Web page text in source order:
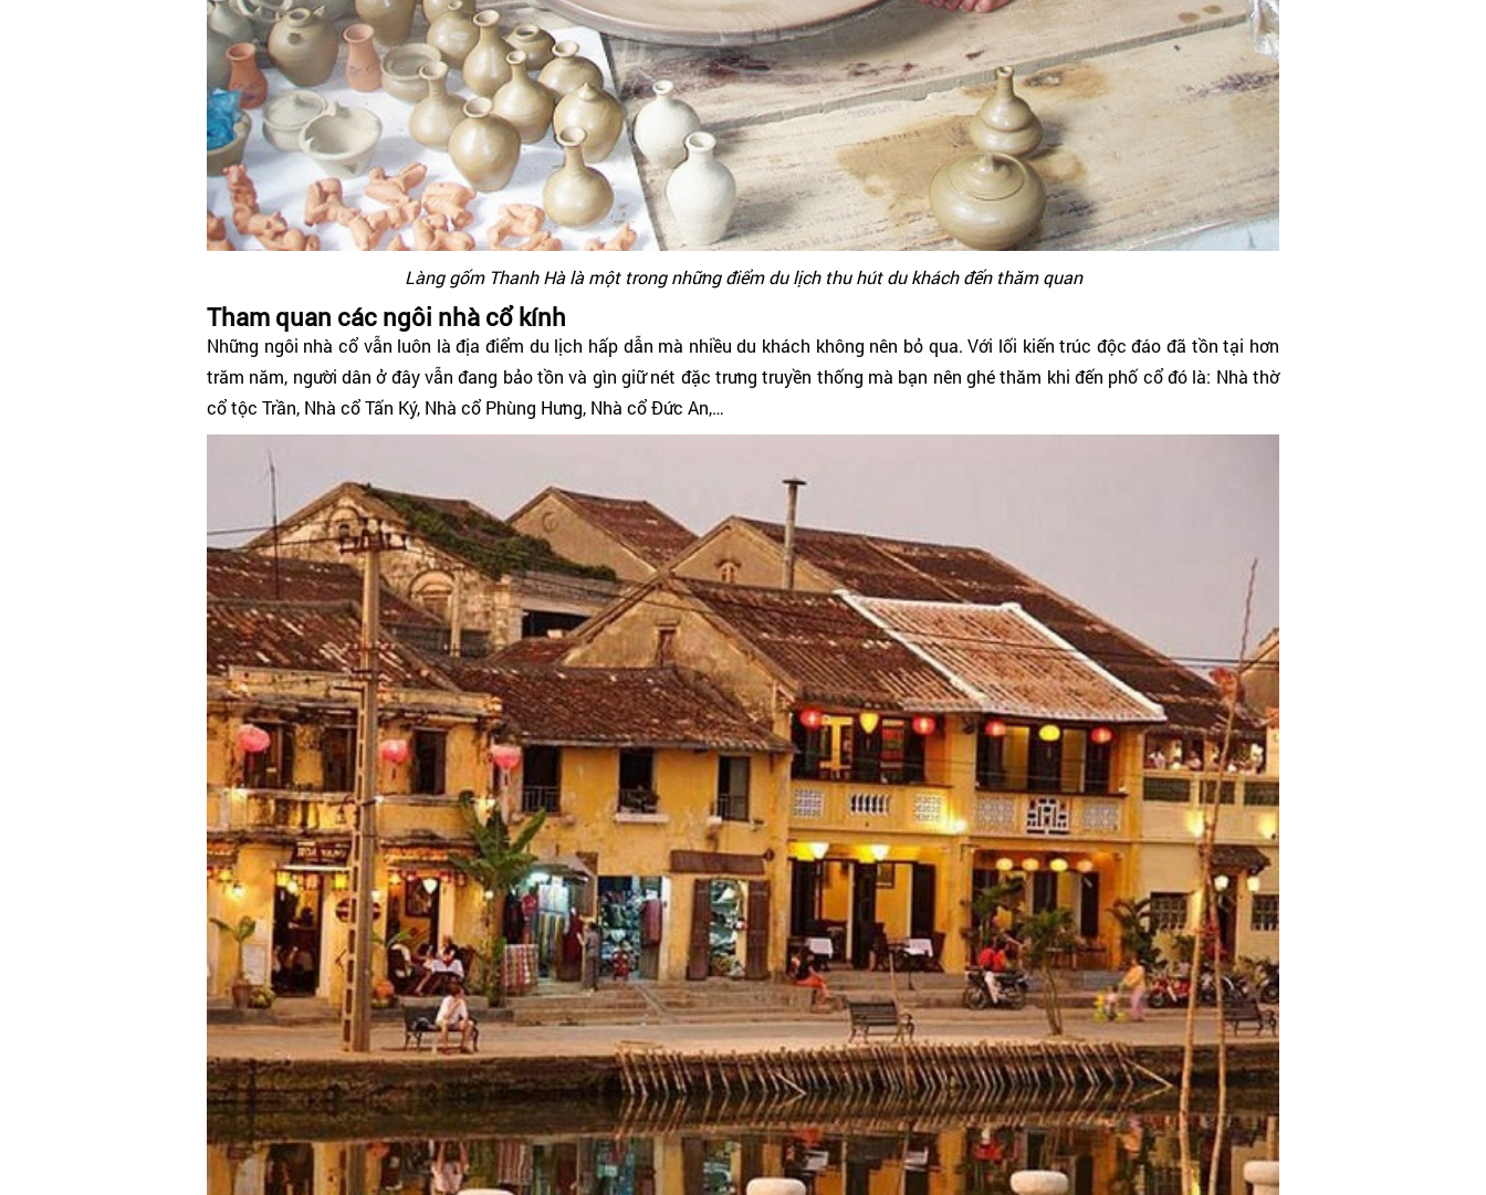
Làng gốm Thanh Hà là một trong những điểm du lịch thu hút du khách đến thăm quan
Tham quan các ngôi nhà cổ kính
Những ngôi nhà cổ vẫn luôn là địa điểm du lịch hấp dẫn mà nhiều du khách không nên bỏ qua. Với lối kiến trúc độc đáo đã tồn tại hơn
trăm năm, người dân ở đây vẫn đang bảo tồn và gìn giữ nét đặc trưng truyền thống mà bạn nên ghé thăm khi đến phố cổ đó là: Nhà thờ
cổ tộc Trần, Nhà cổ Tấn Ký, Nhà cổ Phùng Hưng, Nhà cổ Đức An,…